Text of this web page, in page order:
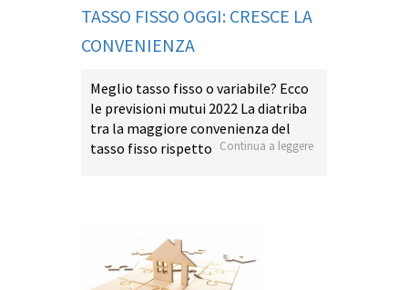
TASSO FISSO OGGI: CRESCE LA
CONVENIENZA
Meglio tasso fisso o variabile? Ecco
le previsioni mutui 2022 La diatriba
tra la maggiore convenienza del
tasso fisso rispetto Continua a leggere